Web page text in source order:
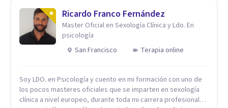
Ricardo Franco Fernández
Master Oficial en Sexología Clínica y Ldo. En
psicología
San Francisco
Terapia online
Soy LDO. en Psicología y cuento en mi formación con uno de
los pocos masteres oficiales que se imparten en sexología
clínica a nivel europeo, durante toda mi carrera profesional